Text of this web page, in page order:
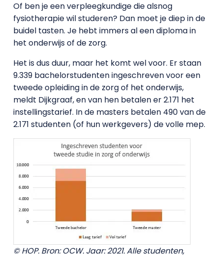
Of ben je een verpleegkundige die alsnog
fysiotherapie wil studeren? Dan moet je diep in de
buidel tasten. Je hebt immers al een diploma in
het onderwijs of de zorg.
Het is dus duur, maar het komt wel voor. Er staan
9.339 bachelorstudenten ingeschreven voor een
tweede opleiding in de zorg of het onderwijs,
meldt Dijkgraaf, en van hen betalen er 2.171 het
instellingstarief. In de masters betalen 490 van de
2.171 studenten (of hun werkgevers) de volle mep.
© HOP. Bron: OCW. Jaar: 2021. Alle studenten,